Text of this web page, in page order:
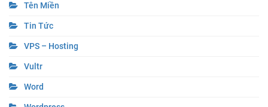
Tên Miền
Tin Tức
VPS – Hosting
Vultr
Word